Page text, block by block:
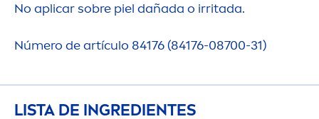
No aplicar sobre piel dañada o irritada.
Número de artículo 84176 (84176-08700-31)
LISTA DE INGREDIENTES